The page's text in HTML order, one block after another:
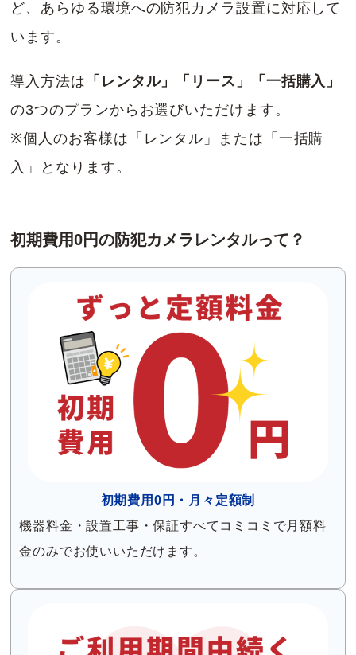
ど、あらゆる環境への防犯カメラ設置に対応して
います。
導入方法は 「レンタル」「リース」「一括購入」
の3つのプランからお選びいただけます。
※個人のお客様は「レンタル」または「一括購
入」となります。
初期費用0円の防犯カメラレンタルって？
初期費用0円・月々定額制
機器料金・設置工事・保証すべてコミコミで月額料
金のみでお使いいただけます。